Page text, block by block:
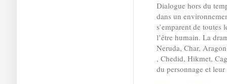
Dialogue hors du
dans un
s’emparent de toutes
l’être humain. La
Neruda, Char,
, Chedid, Hikmet,
du personnage et